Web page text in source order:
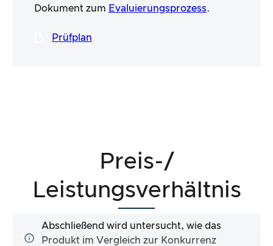
Dokument zum Evaluierungsprozess.
Prüfplan
Preis-/
Leistungsverhältnis
Abschließend wird untersucht, wie das
Produkt im Vergleich zur Konkurrenz